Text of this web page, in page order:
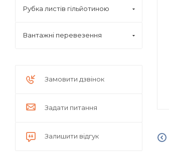
Рубка листів гільйотиною
Вантажні перевезення
Замовити дзвінок
Задати питання
Залишити відгук